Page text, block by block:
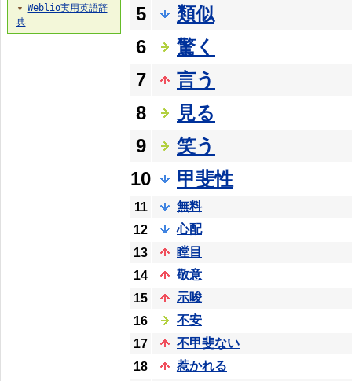
5
類似
6
驚く
7
言う
8
見る
9
笑う
10
甲斐性
11
無料
12
心配
13
瞠目
14
敬意
15
示唆
16
不安
17
不甲斐ない
18
惹かれる
▼
Weblio実用英語辞
典